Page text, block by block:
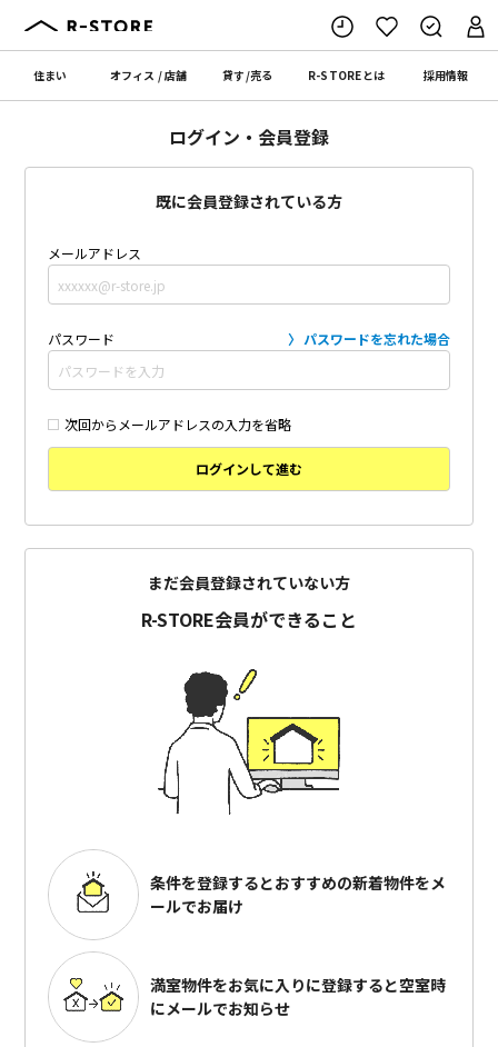
住まい オフィス /店舗 貸す/売る R-STOREとは 採用情報
ログイン・会員登録
既に会員登録されている方
メールアドレス
パスワード パスワードを忘れた場合
次回からメールアドレスの入力を省略
ログインして進む
まだ会員登録されていない方
R-STORE会員ができること
条件を登録するとおすすめの新着物件をメ
ールでお届け
満室物件をお気に入りに登録すると空室時
にメールでお知らせ